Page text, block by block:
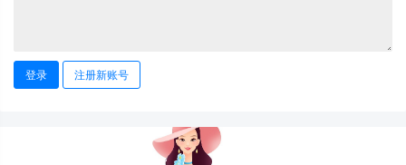
登录 注册新账号